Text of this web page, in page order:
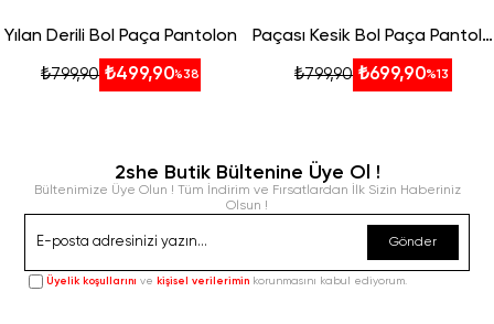
Yılan Derili Bol Paça Pantolon
%38
₺499,90
₺799,90
Paçası Kesik Bol Paça Pantolon - Koyu Lacivert
%13
₺699,90
₺799,90
2she Butik Bültenine Üye Ol !
Bültenimize Üye Olun ! Tüm İndirim ve Fırsatlardan İlk Sizin Haberiniz
Olsun !
Gönder
Üyelik koşullarını ve kişisel verilerimin korunmasını kabul ediyorum.